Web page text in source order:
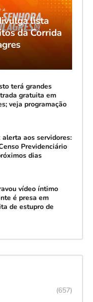
lista
da Corrida
terá grandes
gratuita em
veja programação
alerta aos servidores:
Previdenciário
dias
vídeo íntimo
é presa em
de estupro de
(657)